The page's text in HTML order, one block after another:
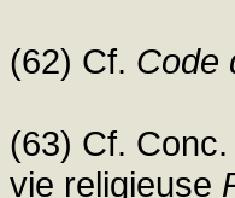
(62) Cf. Code
(63) Cf.
vie religieuse